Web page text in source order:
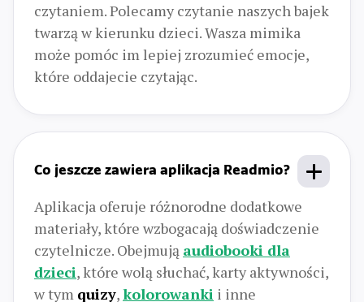
czytaniem. Polecamy czytanie naszych bajek
twarzą w kierunku dzieci. Wasza mimika
może pomóc im lepiej zrozumieć emocje,
które oddajecie czytając.
Co jeszcze zawiera aplikacja Readmio?
Aplikacja oferuje różnorodne dodatkowe
materiały, które wzbogacają doświadczenie
czytelnicze. Obejmują audiobooki dla
dzieci, które wolą słuchać, karty aktywności,
w tym quizy,kolorowanki i inne